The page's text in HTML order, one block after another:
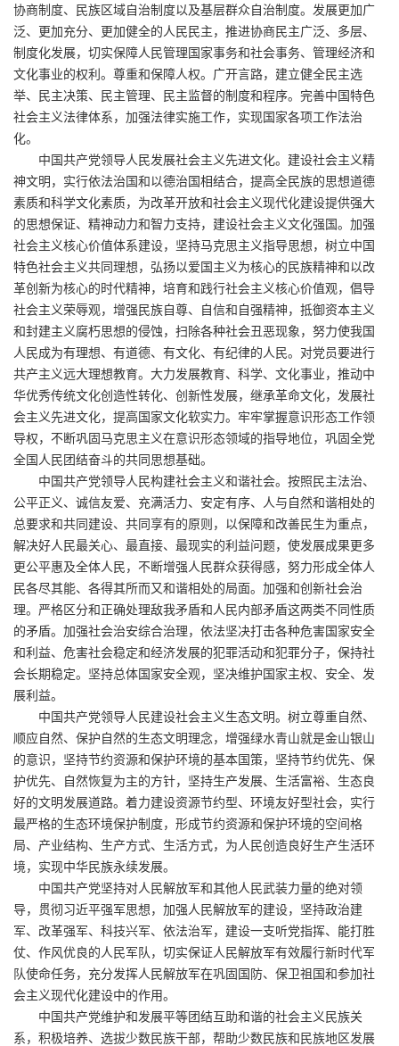
协商制度、民族区域自治制度以及基层群众自治制度。发展更加广
泛、更加充分、更加健全的人民民主，推进协商民主广泛、多层、
制度化发展，切实保障人民管理国家事务和社会事务、管理经济和
文化事业的权利。尊重和保障人权。广开言路，建立健全民主选
举、民主决策、民主管理、民主监督的制度和程序。完善中国特色
社会主义法律体系，加强法律实施工作，实现国家各项工作法治
化。
中国共产党领导人民发展社会主义先进文化。建设社会主义精
神文明，实行依法治国和以德治国相结合，提高全民族的思想道德
素质和科学文化素质，为改革开放和社会主义现代化建设提供强大
的思想保证、精神动力和智力支持，建设社会主义文化强国。加强
社会主义核心价值体系建设，坚持马克思主义指导思想，树立中国
特色社会主义共同理想，弘扬以爱国主义为核心的民族精神和以改
革创新为核心的时代精神，培育和践行社会主义核心价值观，倡导
社会主义荣辱观，增强民族自尊、自信和自强精神，抵御资本主义
和封建主义腐朽思想的侵蚀，扫除各种社会丑恶现象，努力使我国
人民成为有理想、有道德、有文化、有纪律的人民。对党员要进行
共产主义远大理想教育。大力发展教育、科学、文化事业，推动中
华优秀传统文化创造性转化、创新性发展，继承革命文化，发展社
会主义先进文化，提高国家文化软实力。牢牢掌握意识形态工作领
导权，不断巩固马克思主义在意识形态领域的指导地位，巩固全党
全国人民团结奋斗的共同思想基础。
中国共产党领导人民构建社会主义和谐社会。按照民主法治、
公平正义、诚信友爱、充满活力、安定有序、人与自然和谐相处的
总要求和共同建设、共同享有的原则，以保障和改善民生为重点，
解决好人民最关心、最直接、最现实的利益问题，使发展成果更多
更公平惠及全体人民，不断增强人民群众获得感，努力形成全体人
民各尽其能、各得其所而又和谐相处的局面。加强和创新社会治
理。严格区分和正确处理敌我矛盾和人民内部矛盾这两类不同性质
的矛盾。加强社会治安综合治理，依法坚决打击各种危害国家安全
和利益、危害社会稳定和经济发展的犯罪活动和犯罪分子，保持社
会长期稳定。坚持总体国家安全观，坚决维护国家主权、安全、发
展利益。
中国共产党领导人民建设社会主义生态文明。树立尊重自然、
顺应自然、保护自然的生态文明理念，增强绿水青山就是金山银山
的意识，坚持节约资源和保护环境的基本国策，坚持节约优先、保
护优先、自然恢复为主的方针，坚持生产发展、生活富裕、生态良
好的文明发展道路。着力建设资源节约型、环境友好型社会，实行
最严格的生态环境保护制度，形成节约资源和保护环境的空间格
局、产业结构、生产方式、生活方式，为人民创造良好生产生活环
境，实现中华民族永续发展。
中国共产党坚持对人民解放军和其他人民武装力量的绝对领
导，贯彻习近平强军思想，加强人民解放军的建设，坚持政治建
军、改革强军、科技兴军、依法治军，建设一支听党指挥、能打胜
仗、作风优良的人民军队，切实保证人民解放军有效履行新时代军
队使命任务，充分发挥人民解放军在巩固国防、保卫祖国和参加社
会主义现代化建设中的作用。
中国共产党维护和发展平等团结互助和谐的社会主义民族关
系，积极培养、选拔少数民族干部，帮助少数民族和民族地区发展